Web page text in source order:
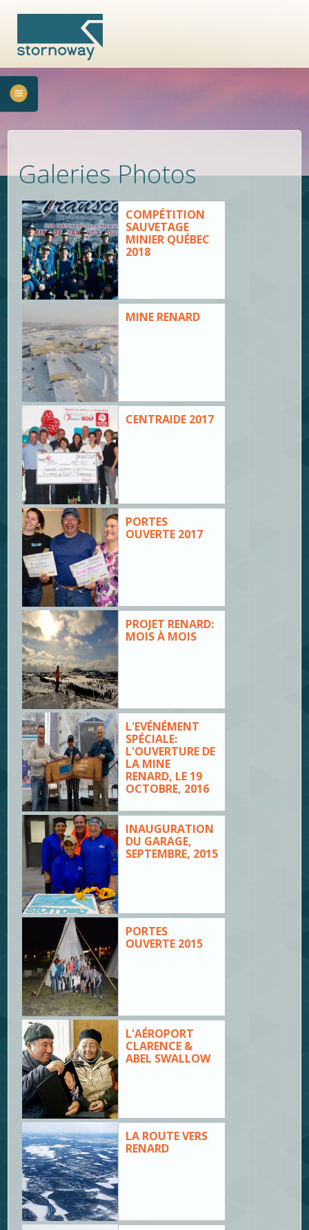
Galeries Photos
COMPÉTITION
SAUVETAGE
MINIER QUÉBEC
2018
MINE RENARD
CENTRAIDE 2017
PORTES
OUVERTE 2017
PROJET RENARD:
MOIS À MOIS
L'EVÉNÉMENT
SPÉCIALE:
L'OUVERTURE DE
LA MINE
RENARD, LE 19
OCTOBRE, 2016
INAUGURATION
DU GARAGE,
SEPTEMBRE, 2015
PORTES
OUVERTE 2015
L'AÉROPORT
CLARENCE &
ABEL SWALLOW
LA ROUTE VERS
RENARD